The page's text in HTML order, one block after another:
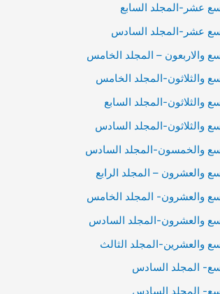
عشر-المجلد السابع
عشر-المجلد السادس
والاربعون – المجلد الخامس
والثلاثون-المجلد الخامس
والثلاثون-المجلد السابع
والثلاثون-المجلد السادس
والخمسون-المجلد السادس
والعشرون – المجلد الرابع
والعشرون- المجلد الخامس
والعشرون-المجلد السادس
والعشرين-المجلد الثالث
المجلد السادس
المجلد السادس